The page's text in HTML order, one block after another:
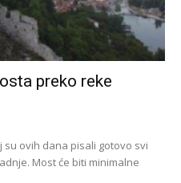
preko reke
su ovih dana pisali gotovo svi
Most će biti minimalne